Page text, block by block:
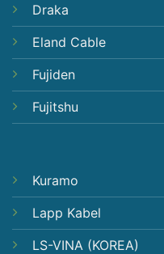
Draka
Eland Cable
Fujiden
Fujitshu
Kuramo
Lapp Kabel
LS-VINA (KOREA)